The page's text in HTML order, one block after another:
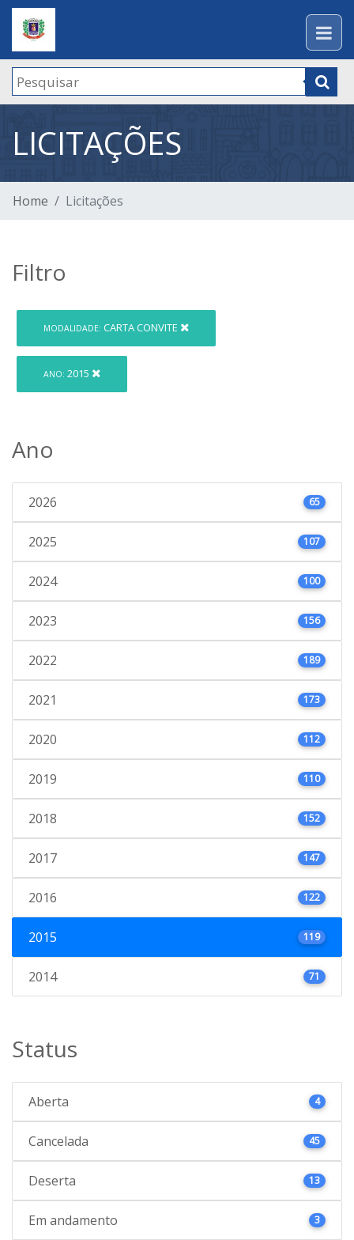
LICITAÇÕES
Home Licitações
Filtro
MODALIDADE: CARTA CONVITE
ANO: 2015
Ano
2026 65
2025 107
2024 100
2023 156
2022 189
2021 173
2020 112
2019 110
2018 152
2017 147
2016 122
2015 119
2014 71
Status
Aberta 4
Cancelada 45
Deserta 13
Em andamento 3